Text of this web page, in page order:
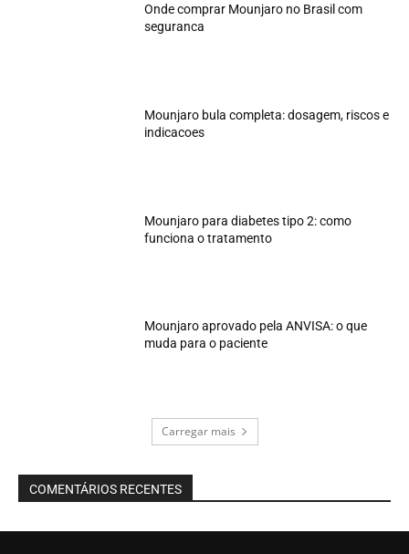
Onde comprar Mounjaro no Brasil com
seguranca
Mounjaro bula completa: dosagem, riscos e
indicacoes
Mounjaro para diabetes tipo 2: como
funciona o tratamento
Mounjaro aprovado pela ANVISA: o que
muda para o paciente
Carregar mais
COMENTÁRIOS RECENTES